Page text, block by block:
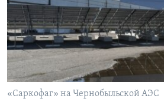
Learning English
СОЦИАЛЬНЫЕ СЕТИ
«Саркофаг» на Чернобыльской АЭС